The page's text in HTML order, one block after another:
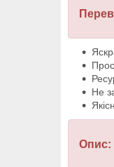
Не
Опис: